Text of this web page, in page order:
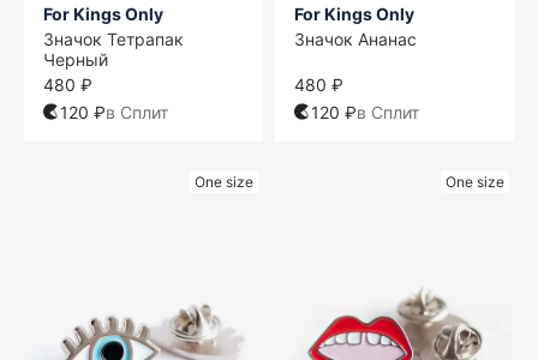
For Kings Only
Значок Тетрапак
Черный
480 ₽
120 ₽в Сплит
For Kings Only
Значок Ананас
480 ₽
120 ₽в Сплит
One size One size